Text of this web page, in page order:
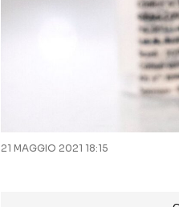
21 MAGGIO 2021 18:15